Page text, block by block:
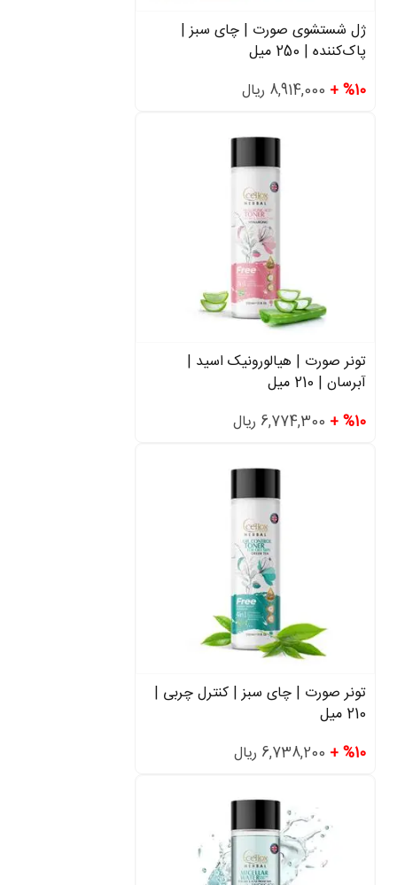
ژل شستشوی صورت | چای سبز |
پاک‌کننده | 250 میل
%10 +
تونر صورت | هیالورونیک اسید |
آبرسان | 210 میل
%10 +
تونر صورت | چای سبز | کنترل چربی |
210 میل
%10 +